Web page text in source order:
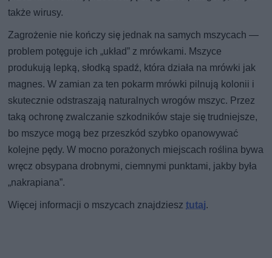
także wirusy.
Zagrożenie nie kończy się jednak na samych mszycach —
problem potęguje ich „układ” z mrówkami. Mszyce
produkują lepką, słodką spadź, która działa na mrówki jak
magnes. W zamian za ten pokarm mrówki pilnują kolonii i
skutecznie odstraszają naturalnych wrogów mszyc. Przez
taką ochronę zwalczanie szkodników staje się trudniejsze,
bo mszyce mogą bez przeszkód szybko opanowywać
kolejne pędy. W mocno porażonych miejscach roślina bywa
wręcz obsypana drobnymi, ciemnymi punktami, jakby była
„nakrapiana”.
Więcej informacji o mszycach znajdziesztutaj.